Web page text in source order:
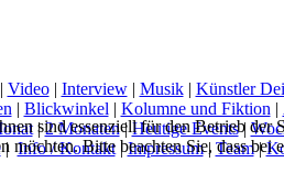
| Video| Interview| Musik| Künstler
| Blickwinkel | Kolumne und Fiktion |
|2 Monaten|Heutige Events|
|Info / Kontakt|Impressum| Team|
sind essenziell für den Betrieb
möchten. Bitte beachten Sie, dass